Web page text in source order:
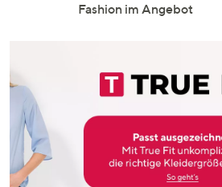
Fashion im Angebot